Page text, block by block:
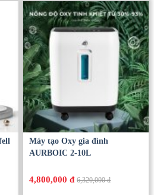
Máy tạo oxy y tế gia đình
Medris 7L
2,800,000 đ